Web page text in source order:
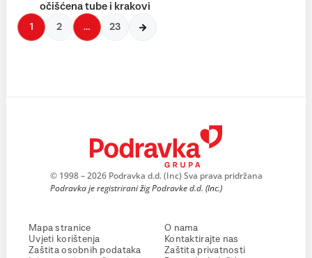
očišćena tube i krakovi
1 2 … 23
© 1998 – 2026 Podravka d.d. (Inc) Sva prava pridržana
Podravka je registrirani žig Podravke d.d. (Inc.)
Mapa stranice
Uvjeti korištenja
Zaštita osobnih podataka
O nama
Kontaktirajte nas
Zaštita privatnosti